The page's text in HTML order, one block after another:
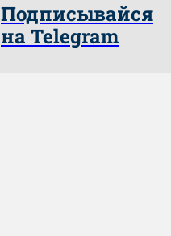
Подписывайся
на Telegram